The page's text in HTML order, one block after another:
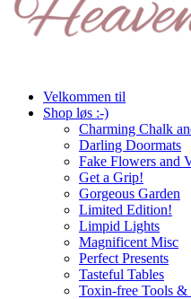
Velkommen til
Shop løs :-)
Charming Chalk
Darling Doormats
Fake Flowers and
Get a Grip!
Gorgeous Garden
Limited Edition!
Limpid Lights
Magnificent Misc
Perfect Presents
Tasteful Tables
Toxin-free Tools &